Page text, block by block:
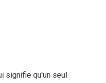
signifie qu'un seul